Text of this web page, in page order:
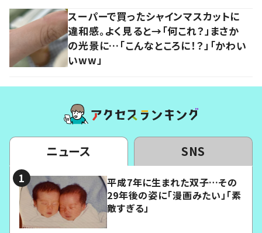
スーパーで買ったシャインマスカットに
違和感。よく見ると→「何これ？」まさか
の光景に…「こんなところに！？」「かわい
いww」
ニュース SNS
平成7年に生まれた双子…その
29年後の姿に「漫画みたい」「素
敵すぎる」